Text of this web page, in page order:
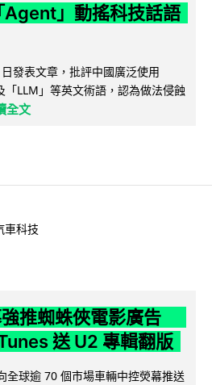
Agent」動搖科技話語
發表文章，批評中國廣泛使用
「LLM」等英文術語，認為做法侵蝕
全文
車科技
推蜘蛛俠電影廣告
送 U2 專輯翻版
全球逾 70 個市場車輛中控熒幕推送